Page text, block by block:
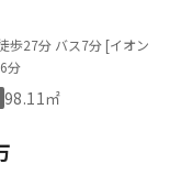
歩27分 バス7分 [イオン
分
98.11㎡